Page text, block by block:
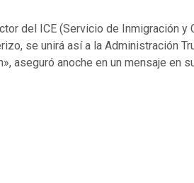
del ICE (Servicio de Inmigración y
se unirá así a la Administración
aseguró anoche en un mensaje en